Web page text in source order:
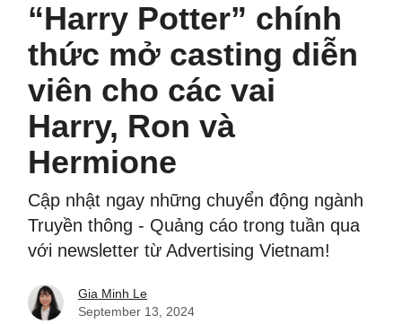
“Harry Potter” chính
thức mở casting diễn
viên cho các vai
Harry, Ron và
Hermione
Cập nhật ngay những chuyển động ngành
Truyền thông - Quảng cáo trong tuần qua
với newsletter từ Advertising Vietnam!
Gia Minh Le
September 13, 2024